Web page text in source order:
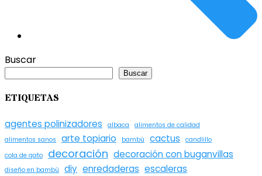
Buscar
Buscar
ETIQUETAS
agentes polinizadores albaca
alimentos de calidad
alimentos sanos
arte topiario bambú cactus
candlillo
cola de gato
decoración decoración con buganvillas
diseño en bambú diy enredaderas escaleras